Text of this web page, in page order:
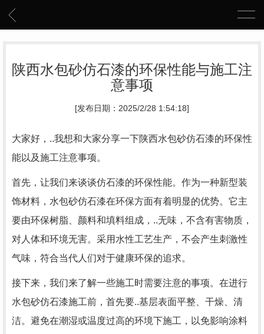
陕西水包砂仿石漆的环保性能与施工注
意事项
[发布日期：2025/2/28 1:54:18]
大家好，..我想和大家分享一下陕西水包砂仿石漆的环保性
能以及施工注意事项。
首先，让我们来谈谈仿石漆的环保性能。作为一种新型装
饰材料，水包砂仿石漆在环保方面有着明显的优势。它主
要由环保树脂、颜料和填料组成，..无味，不含有害物质，
对人体和环境无害。采用水性工艺生产，不会产生刺激性
气味，符合当代人们对于健康环保的追求。
接下来，我们来了解一些施工时需要注意的事项。在进行
水包砂仿石漆施工前，首先要..基层表面平整、干燥、清
洁。避免在潮湿或温度过高的环境下施工，以免影响涂料